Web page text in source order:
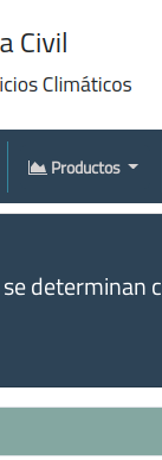
Productos